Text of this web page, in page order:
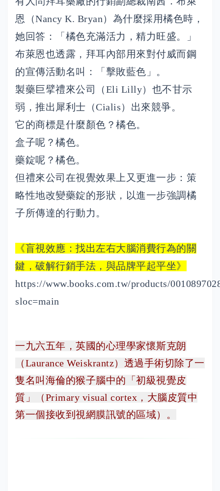
恩（Nancy K. Bryan）為什麼採用橘色時，
她回答：「橘色充滿活力，精力旺盛。」
布萊恩也透露，拜耳內部用來對付威而鋼
的宣傳活動名叫：「擊敗藍色」。
製藥巨擘禮來公司（Eli Lilly）也不甘示
弱，推出犀利士（Cialis）出來競爭。
它的商標是什麼顏色？橘色。
盒子呢？橘色。
藥錠呢？橘色。
但禮來公司在視覺效果上又更進一步：策
略性地改變藥錠的形狀，以進一步強調橘
子所傳達的行動力。
《盲視效應：找出左右大腦消費行為的關
鍵，破解行銷手法，與品牌平起平坐》
https://www.books.com.tw/products/
sloc=main
一九六五年，英國的心理學家懷斯克朗
（Laurance Weiskrantz）透過手術切除了一
隻名叫海倫的猴子腦中的「初級視覺皮
質」（Primary visual cortex，大腦皮質中
第一個接收到視網膜訊號的區域）。